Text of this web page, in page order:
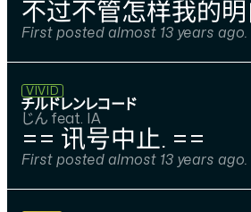
不过不管怎样我的
First posted almost 13 years ago.
チルドレンレコード
じん feat. IA
VIVID
== 讯号中止. ==
First posted almost 13 years ago.